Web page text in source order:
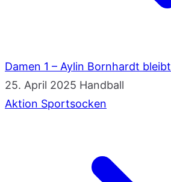
Damen 1 – Aylin Bornhardt
25. April 2025 Handball
Aktion Sportsocken